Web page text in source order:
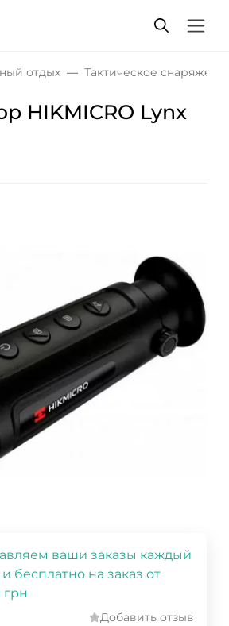
отдых Тактическое
HIKMICRO Lynx
ваши заказы каждый
бесплатно на заказ от
грн
Добавить отзыв